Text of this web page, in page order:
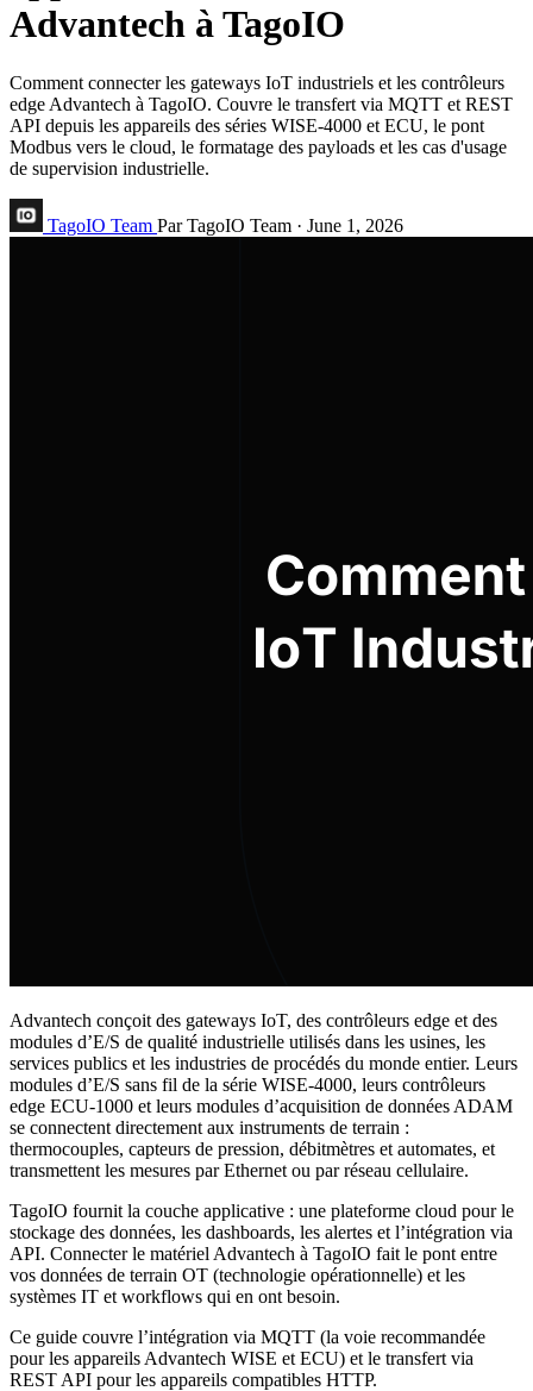
Advantech à TagoIO
Comment connecter les gateways IoT industriels et les contrôleurs
edge Advantech à TagoIO. Couvre le transfert via MQTT et REST
API depuis les appareils des séries WISE-4000 et ECU, le pont
Modbus vers le cloud, le formatage des payloads et les cas d'usage
de supervision industrielle.
TagoIO Team Par TagoIO Team · June 1, 2026
Advantech conçoit des gateways IoT, des contrôleurs edge et des
modules d’E/S de qualité industrielle utilisés dans les usines, les
services publics et les industries de procédés du monde entier. Leurs
modules d’E/S sans fil de la série WISE-4000, leurs contrôleurs
edge ECU-1000 et leurs modules d’acquisition de données ADAM
se connectent directement aux instruments de terrain :
thermocouples, capteurs de pression, débitmètres et automates, et
transmettent les mesures par Ethernet ou par réseau cellulaire.
TagoIO fournit la couche applicative : une plateforme cloud pour le
stockage des données, les dashboards, les alertes et l’intégration via
API. Connecter le matériel Advantech à TagoIO fait le pont entre
vos données de terrain OT (technologie opérationnelle) et les
systèmes IT et workflows qui en ont besoin.
Ce guide couvre l’intégration via MQTT (la voie recommandée
pour les appareils Advantech WISE et ECU) et le transfert via
REST API pour les appareils compatibles HTTP.